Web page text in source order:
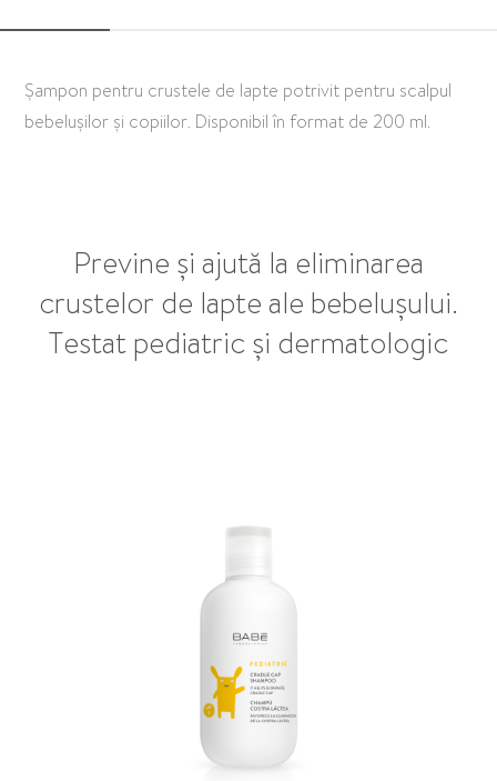
Șampon pentru crustele de lapte potrivit pentru scalpul
bebelușilor și copiilor. Disponibil în format de 200 ml.
Previne și ajută la eliminarea
crustelor de lapte ale bebelușului.
Testat pediatric și dermatologic